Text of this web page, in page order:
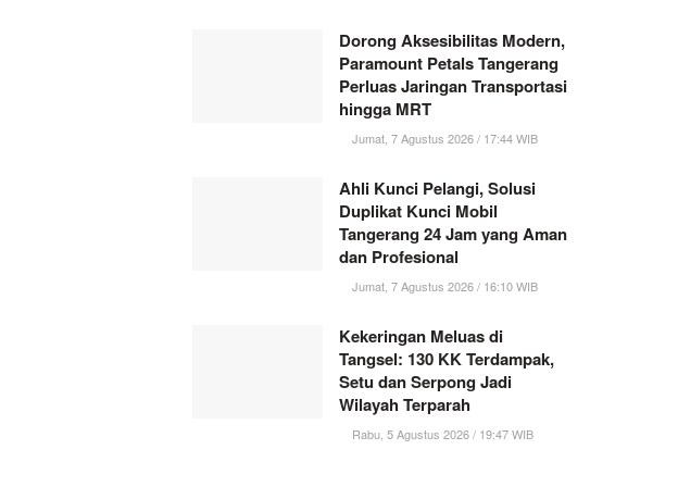
Dorong Aksesibilitas Modern,
Paramount Petals Tangerang
Perluas Jaringan Transportasi
hingga MRT
Jumat, 7 Agustus 2026 / 17:44 WIB
Ahli Kunci Pelangi, Solusi
Duplikat Kunci Mobil
Tangerang 24 Jam yang Aman
dan Profesional
Jumat, 7 Agustus 2026 / 16:10 WIB
Kekeringan Meluas di
Tangsel: 130 KK Terdampak,
Setu dan Serpong Jadi
Wilayah Terparah
Rabu, 5 Agustus 2026 / 19:47 WIB